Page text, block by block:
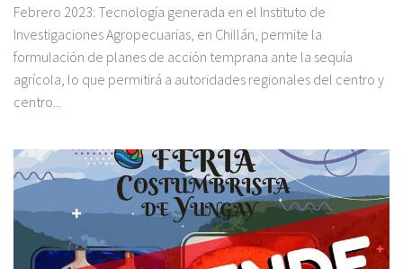
Febrero 2023: Tecnología generada en el Instituto de
Investigaciones Agropecuarias, en Chillán, permite la
formulación de planes de acción temprana ante la sequía
agrícola, lo que permitirá a autoridades regionales del centro y
centro...